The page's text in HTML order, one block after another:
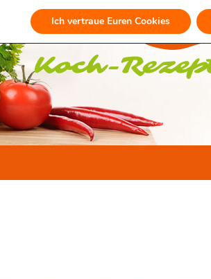
Ich vertraue Euren Cookies